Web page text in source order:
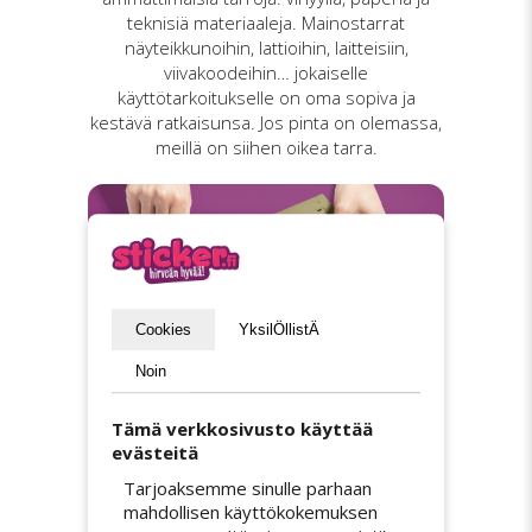
teknisiä materiaaleja. Mainostarrat
näyteikkunoihin, lattioihin, laitteisiin,
viivakoodeihin… jokaiselle
käyttötarkoitukselle on oma sopiva ja
kestävä ratkaisunsa. Jos pinta on olemassa,
meillä on siihen oikea tarra.
Ilmainen toimitus
Toimitus on ilmainen koko Suomessa.
Cookies YksilÖllistÄ
Noin
Tämä verkkosivusto käyttää
evästeitä
Tarjoaksemme sinulle parhaan
mahdollisen käyttökokemuksen